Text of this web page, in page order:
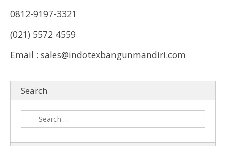
0812-9197-3321
(021) 5572 4559
Email : sales@indotexbangunmandiri.com
Search